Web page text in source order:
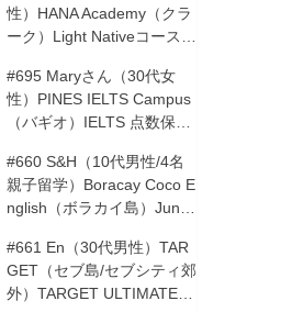
性）HANA Academy（クラ
ーク）Light Nativeコース 4
#695 Maryさん（30代女
性）PINES IELTS Campus
（バギオ）IELTS 点数保証
#660 S&H（10代男性/4名
親子留学）Boracay Coco E
nglish（ボラカイ島）Junio
ン留学
#661 En（30代男性）TAR
GET（セブ島/セブシティ郊
外）TARGET ULTIMATE 8